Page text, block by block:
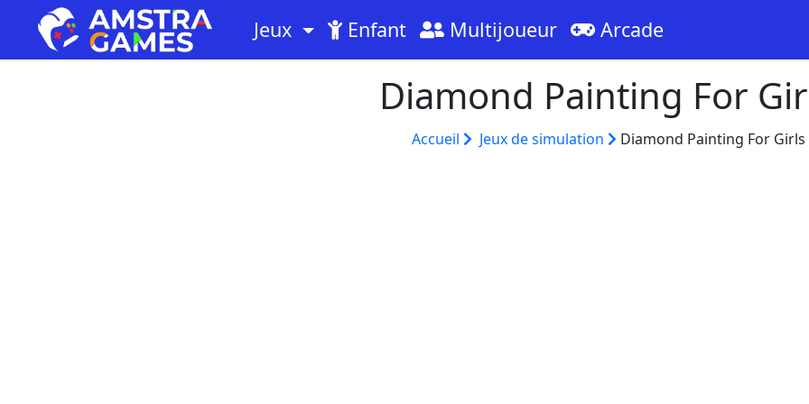
Jeux Enfant Multijoueur Arcade
Diamond Painting For
Accueil Jeux de simulation Diamond Painting For Girls